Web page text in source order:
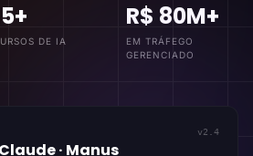
DE IA
R$ 80M+
EM TRÁFEGO
GERENCIADO
· Manus
v2.4